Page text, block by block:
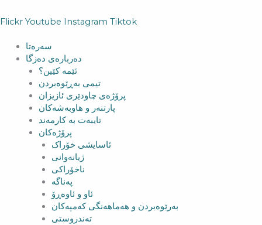
Flickr Youtube Instagram Tiktok
سەرەتا
دەربارەی دەزگا
ئێمە کێین؟
تیمی بەڕێوەبردن
پرۆژەی چاودێری ئازیزان
پارتنەر و هاوبەشەکان
تایبەت بە کارمەند
پرۆژەکان
ئاسایشی خۆراک
ژیانەوانی
ناخۆراکی
پەناگە
ئاو و ئاوەڕۆ
بەرێوەبردن و هەماهەنگی کەمپەکان
تەندروستی